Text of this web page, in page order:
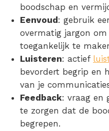
boodschap en
Eenvoud : gebruik
overmatig jargon
toegankelijk te
Luisteren: actief
bevordert begrip en
van je
Feedback: vraag en
te zorgen dat de
begrepen.